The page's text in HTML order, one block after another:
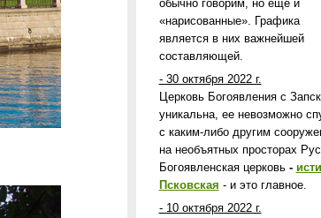
обычно говорим, но еще и
«нарисованные». Графика
является в них важнейшей
составляющей.
- 30 октября 2022 г.
Церковь Богоявления с
уникальна, ее невозможно
с каким-либо другим
на необъятных просторах
Богоявленская церковь -
Псковская - и это главное.
- 10 октября 2022 г.